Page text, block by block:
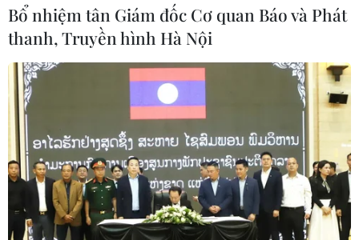
Bổ nhiệm tân Giám đốc Cơ quan Báo và Phát
thanh, Truyền hình Hà Nội